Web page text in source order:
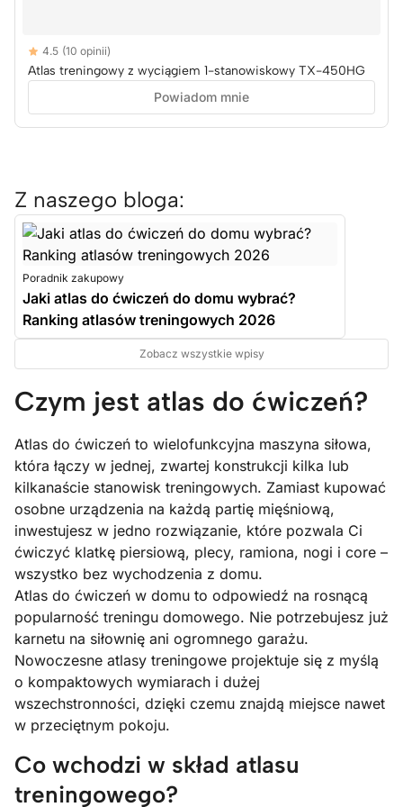
Reviews
4.5 out of 5 stars
4.5 (10 opinii)
Atlas treningowy z wyciągiem 1-stanowiskowy TX-450HG
Powiadom mnie
Z naszego bloga:
Poradnik zakupowy
Jaki atlas do ćwiczeń do domu wybrać?
Ranking atlasów treningowych 2026
Zobacz wszystkie wpisy
Czym jest atlas do ćwiczeń?
Atlas do ćwiczeń to wielofunkcyjna maszyna siłowa,
która łączy w jednej, zwartej konstrukcji kilka lub
kilkanaście stanowisk treningowych. Zamiast kupować
osobne urządzenia na każdą partię mięśniową,
inwestujesz w jedno rozwiązanie, które pozwala Ci
ćwiczyć klatkę piersiową, plecy, ramiona, nogi i core –
wszystko bez wychodzenia z domu.
Atlas do ćwiczeń w domu to odpowiedź na rosnącą
popularność treningu domowego. Nie potrzebujesz już
karnetu na siłownię ani ogromnego garażu.
Nowoczesne atlasy treningowe projektuje się z myślą
o kompaktowych wymiarach i dużej
wszechstronności, dzięki czemu znajdą miejsce nawet
w przeciętnym pokoju.
Co wchodzi w skład atlasu
treningowego?